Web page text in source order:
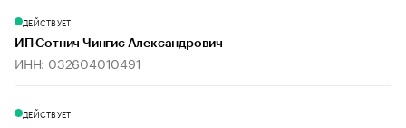
ДЕЙСТВУЕТ
ИП Сотнич Чингис Александрович
ИНН: 032604010491
ДЕЙСТВУЕТ